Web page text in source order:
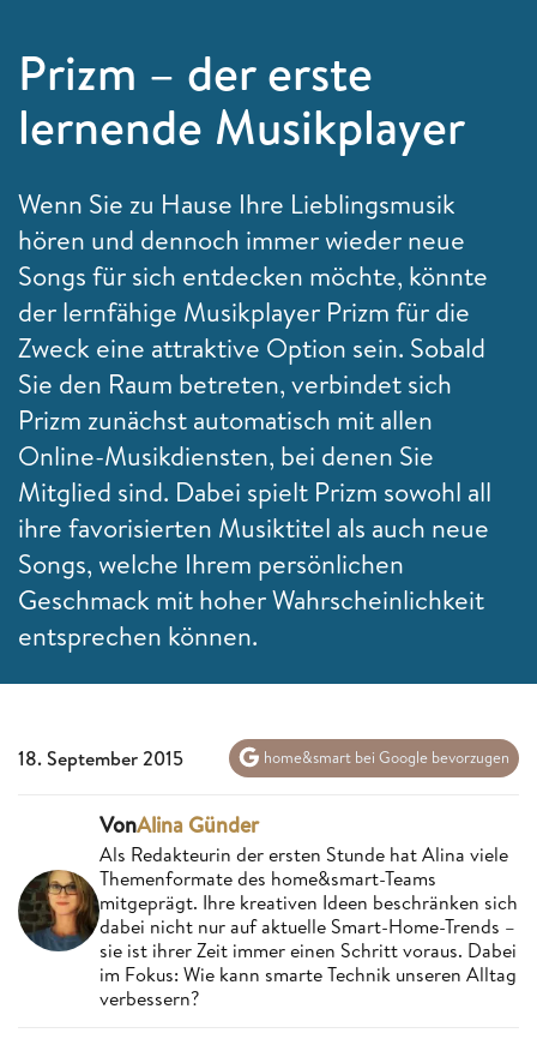
Prizm – der erste
lernende Musikplayer
Wenn Sie zu Hause Ihre Lieblingsmusik
hören und dennoch immer wieder neue
Songs für sich entdecken möchte, könnte
der lernfähige Musikplayer Prizm für die
Zweck eine attraktive Option sein. Sobald
Sie den Raum betreten, verbindet sich
Prizm zunächst automatisch mit allen
Online-Musikdiensten, bei denen Sie
Mitglied sind. Dabei spielt Prizm sowohl all
ihre favorisierten Musiktitel als auch neue
Songs, welche Ihrem persönlichen
Geschmack mit hoher Wahrscheinlichkeit
entsprechen können.
18. September 2015 home&smart bei Google bevorzugen
VonAlina Günder
Als Redakteurin der ersten Stunde hat Alina viele
Themenformate des home&smart-Teams
mitgeprägt. Ihre kreativen Ideen beschränken sich
dabei nicht nur auf aktuelle Smart-Home-Trends –
sie ist ihrer Zeit immer einen Schritt voraus. Dabei
im Fokus: Wie kann smarte Technik unseren Alltag
verbessern?